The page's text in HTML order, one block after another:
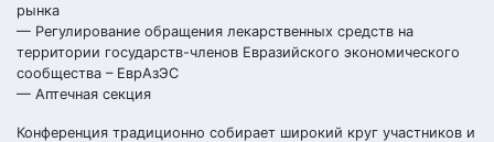
рынка
— Регулирование обращения лекарственных средств на
территории государств-членов Евразийского экономического
сообщества – ЕврАзЭС
— Аптечная секция
Конференция традиционно собирает широкий круг участников и